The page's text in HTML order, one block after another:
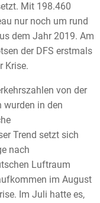
Mit 198.460
nur noch um rund
dem Jahr 2019. Am
der DFS erstmals
Krise.
von der
wurden in den
Trend setzt sich
nach
Luftraum
im August
Im Juli hatte es,